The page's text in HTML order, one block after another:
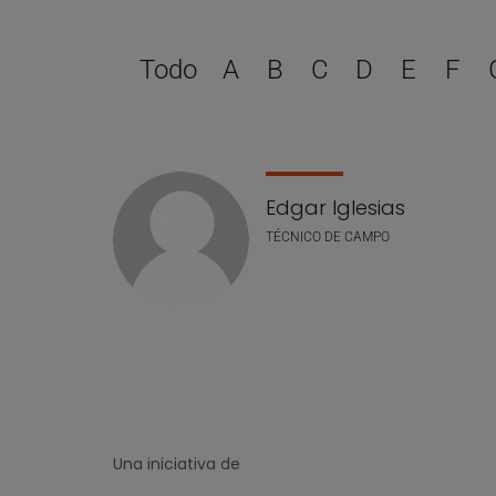
Todo A B C D E F
Lista de personal
Edgar Iglesias
TÉCNICO DE CAMPO
Una iniciativa de